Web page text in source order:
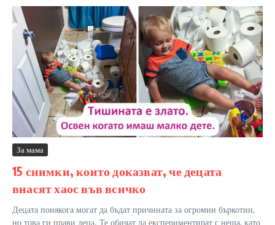
За мама
15 снимки, които доказват, че децата
внасят хаос във всичко
Децата понякога могат да бъдат причината за огромни бъркотии,
но това ги прави деца. Те обичат да експериментират с неща, като